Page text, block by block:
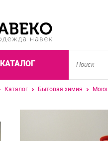
КАТАЛОГ
Каталог Бытовая химия